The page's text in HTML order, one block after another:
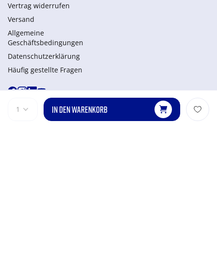
1 IN DEN WARENKORB
Vertrag widerrufen
Versand
Allgemeine
Geschäftsbedingungen
Datenschutzerklärung
Häufig gestellte Fragen
Terms & Conditions